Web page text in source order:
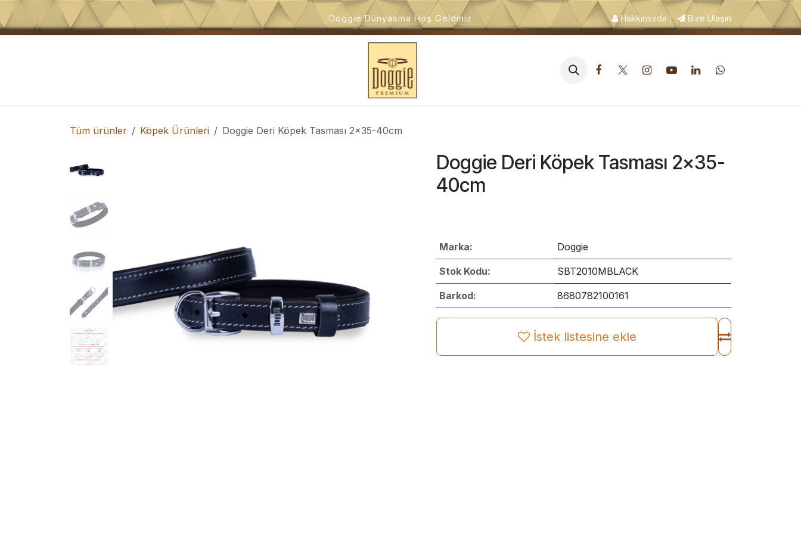
İçeriğe atla
Doggie Dünyasına Hoş Geldiniz Hakkımızda | Bize Ulaşın
Köpek Oyuncakları Köpek Dış Mekan Ürünleri Köpek Tuvalet ve Hijyen Ürünleri
Tüm ürünler Köpek Ürünleri Doggie Deri Köpek Tasması 2x35-40cm
Doggie Deri Köpek Tasması 2x35-
40cm
Marka: Doggie
Stok Kodu: SBT2010MBLACK
Barkod: 8680782100161
İstek listesine ekle